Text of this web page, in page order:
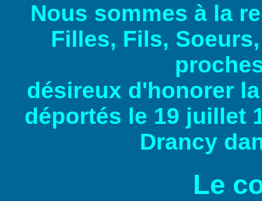
Nous sommes à la
Filles, Fils,
désireux d'honorer
déportés le 19 juillet
Drancy
Le